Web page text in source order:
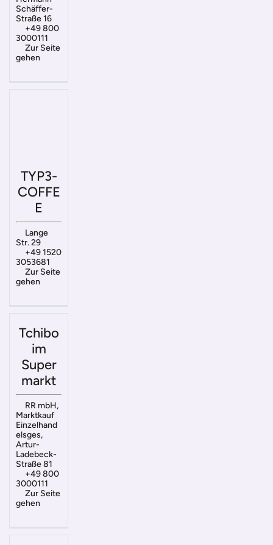
Schäffer-
Straße 16
+49 800
3000111
Zur Seite
gehen
TYP3-
COFFE
E
Lange
Str. 29
+49 1520
3053681
Zur Seite
gehen
Tchibo
im
Super
markt
RR mbH,
Marktkauf
Einzelhand
elsges,
Artur-
Ladebeck-
Straße 81
+49 800
3000111
Zur Seite
gehen